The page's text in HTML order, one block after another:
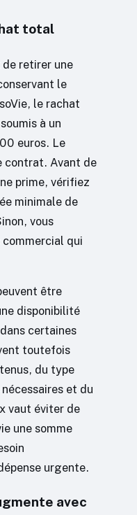
total
retirer une
le
le rachat
à un
euros. Le
Avant de
prime, vérifiez
minimale de
vous
commercial qui
être
disponibilité
certaines
toutefois
du type
et du
vaut éviter de
une somme
urgente.
avec